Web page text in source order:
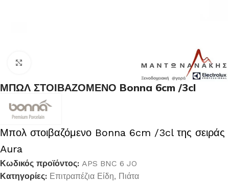
ΜΠΩΛ ΣΤΟΙΒΑΖΟΜΕΝΟ Bonna 6cm /3cl
Μπολ στοιβαζόμενο Bonna 6cm /3cl της σειράς
Aura
Κωδικός προϊόντος: APS BNC 6 JO
Κατηγορίες: Επιτραπέζια Είδη, Πιάτα